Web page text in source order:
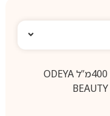
אודיה ביוטי קרם גוף בניחוח פלורה 400מ”ל ODEYA